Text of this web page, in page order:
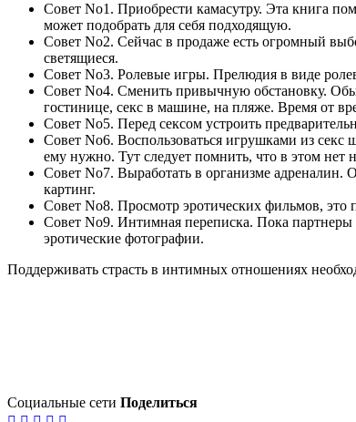
Совет No1. Приобрести камасутру. Эта книга
может подобрать для себя подходящую.
Совет No2. Сейчас в продаже есть огромный
светящиеся.
Совет No3. Ролевые игры. Прелюдия в виде
Совет No4. Сменить привычную обстановку.
гостинице, секс в машине, на пляже. Время от
Совет No5. Перед сексом устроить
Совет No6. Воспользоваться игрушками из секс
ему нужно. Тут следует помнить, что в этом
Совет No7. Выработать в организме адреналин.
картинг.
Совет No8. Просмотр эротических фильмов,
Совет No9. Интимная переписка. Пока
эротические фотографии.
Поддерживать страсть в интимных отношениях
Социальные сети Поделиться